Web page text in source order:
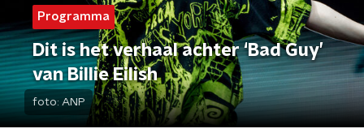
Programma
Dit is het verhaal achter ‘Bad Guy’
van Billie Eilish
foto: ANP